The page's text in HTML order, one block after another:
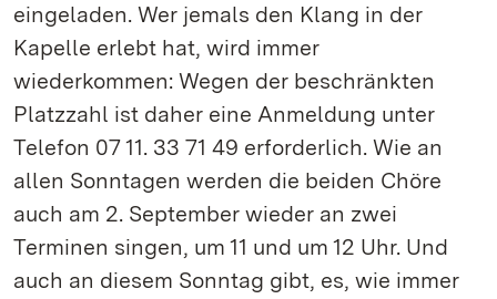
eingeladen. Wer jemals den Klang in der
Kapelle erlebt hat, wird immer
wiederkommen: Wegen der beschränkten
Platzzahl ist daher eine Anmeldung unter
Telefon 07 11. 33 71 49 erforderlich. Wie an
allen Sonntagen werden die beiden Chöre
auch am 2. September wieder an zwei
Terminen singen, um 11 und um 12 Uhr. Und
auch an diesem Sonntag gibt, es, wie immer